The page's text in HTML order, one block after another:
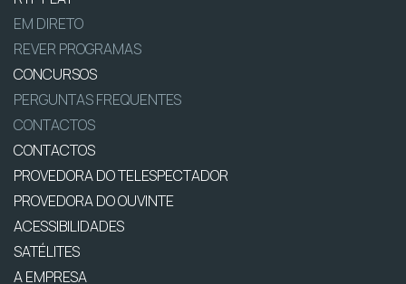
EM DIRETO
REVER PROGRAMAS
CONCURSOS
PERGUNTAS FREQUENTES
CONTACTOS
CONTACTOS
PROVEDORA DO TELESPECTADOR
PROVEDORA DO OUVINTE
ACESSIBILIDADES
SATÉLITES
A EMPRESA